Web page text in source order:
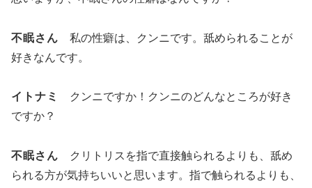
不眠さん 私の性癖は、クンニです。舐められることが
好きなんです。
イトナミ
クンニですか！クンニのどんなところが好き
ですか？
不眠さん クリトリスを指で直接触られるよりも、舐め
られる方が気持ちいいと思います。指で触られるよりも、